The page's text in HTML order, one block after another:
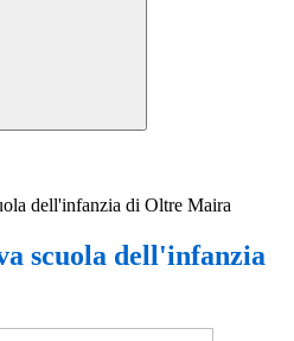
dell'infanzia di Oltre Maira
scuola dell'infanzia